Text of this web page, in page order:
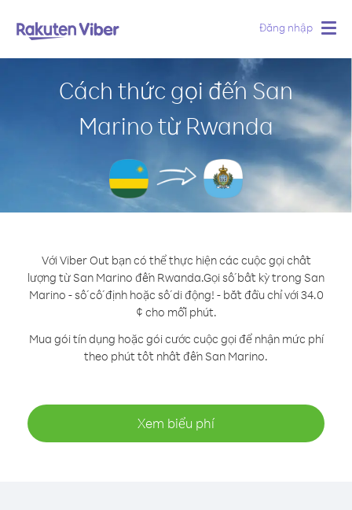
Đăng nhập
Cách thức gọi đến San
Marino từ Rwanda
Với Viber Out bạn có thể thực hiện các cuộc gọi chất
lượng từ San Marino đến Rwanda.Gọi số bất kỳ trong San
Marino - số cố định hoặc số di động! - bắt đầu chỉ với 34.0
¢ cho mỗi phút.
Mua gói tín dụng hoặc gói cước cuộc gọi để nhận mức phí
theo phút tốt nhất đến San Marino.
Xem biểu phí